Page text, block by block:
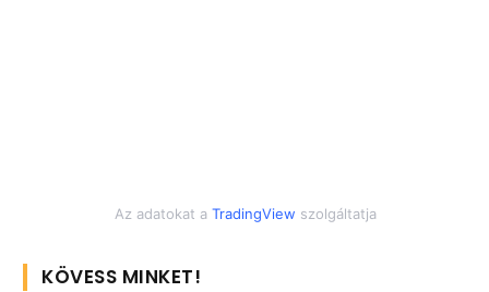
Az adatokat a TradingView szolgáltatja
KÖVESS MINKET!